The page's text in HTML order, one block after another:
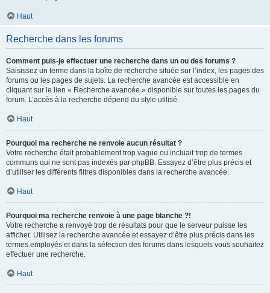
Haut
Recherche dans les forums
Comment puis-je effectuer une recherche dans un ou des forums ?
Saisissez un terme dans la boîte de recherche située sur l’index, les pages des
forums ou les pages de sujets. La recherche avancée est accessible en
cliquant sur le lien « Recherche avancée » disponible sur toutes les pages du
forum. L’accès à la recherche dépend du style utilisé.
Haut
Pourquoi ma recherche ne renvoie aucun résultat ?
Votre recherche était probablement trop vague ou incluait trop de termes
communs qui ne sont pas indexés par phpBB. Essayez d’être plus précis et
d’utiliser les différents filtres disponibles dans la recherche avancée.
Haut
Pourquoi ma recherche renvoie à une page blanche ?!
Votre recherche a renvoyé trop de résultats pour que le serveur puisse les
afficher. Utilisez la recherche avancée et essayez d’être plus précis dans les
termes employés et dans la sélection des forums dans lesquels vous souhaitez
effectuer une recherche.
Haut